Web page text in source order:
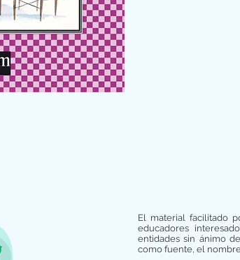
El material facilitado
educadores
entidades sin ánimo
como fuente, el